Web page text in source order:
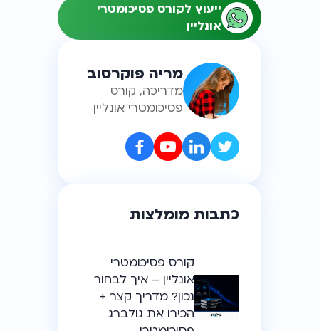
ייעוץ לקורס פסיכומטרי
אונליין
מריה פוקרסוב
מדריכה, קורס
פסיכומטרי אונליין
כתבות מומלצות
קורס פסיכומטרי
אונליין – איך לבחור
נכון? מדריך קצר +
הכירו את גולברג